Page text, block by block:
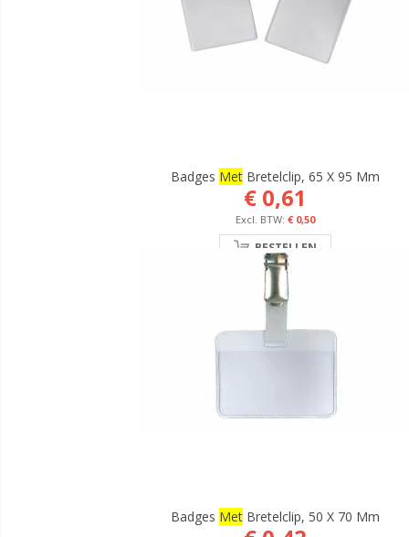
Badges Met Bretelclip, 65 X 95 Mm
€ 0,61
€ 0,50
BESTELLEN
Badges Met Bretelclip, 50 X 70 Mm